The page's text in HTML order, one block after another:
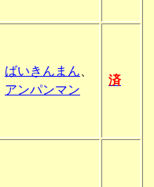
ばいきんまん
アンパンマン
済